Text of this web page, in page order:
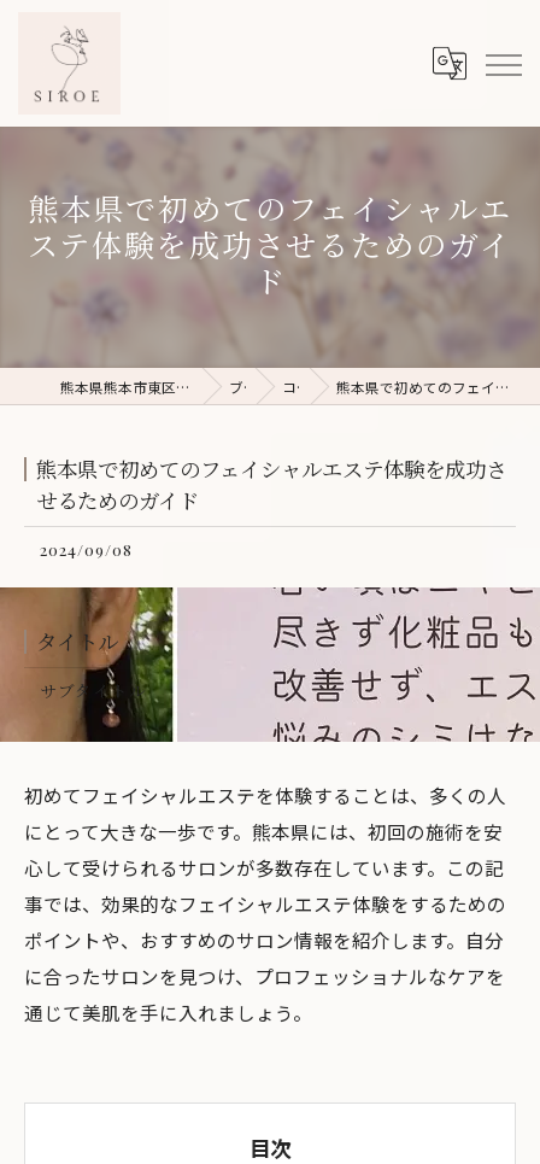
熊本県で初めてのフェイシャルエ
ステ体験を成功させるためのガイ
ド
熊本県熊本市東区のフェイシャルエステならSIROE ブログ コラム 熊本県で初めてのフェイシャルエステ体験を成功させるためのガイド
熊本県で初めてのフェイシャルエステ体験を成功さ
せるためのガイド
2024/09/08
タイトル
サブタイトル
初めてフェイシャルエステを体験することは、多くの人
にとって大きな一歩です。熊本県には、初回の施術を安
心して受けられるサロンが多数存在しています。この記
事では、効果的なフェイシャルエステ体験をするための
ポイントや、おすすめのサロン情報を紹介します。自分
に合ったサロンを見つけ、プロフェッショナルなケアを
通じて美肌を手に入れましょう。
目次